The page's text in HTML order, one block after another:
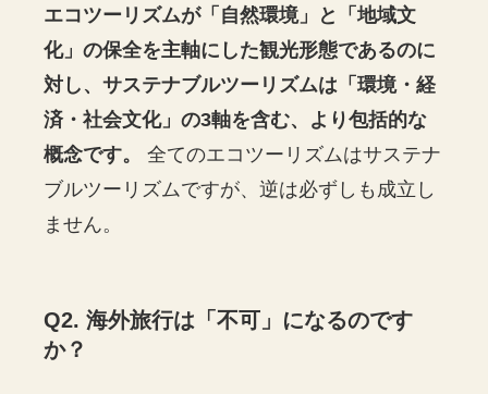
エコツーリズムが「自然環境」と「地域文
化」の保全を主軸にした観光形態であるのに
対し、サステナブルツーリズムは「環境・経
済・社会文化」の3軸を含む、より包括的な
概念です。
全てのエコツーリズムはサステナ
ブルツーリズムですが、逆は必ずしも成立し
ません。
Q2. 海外旅行は「不可」になるのです
か？